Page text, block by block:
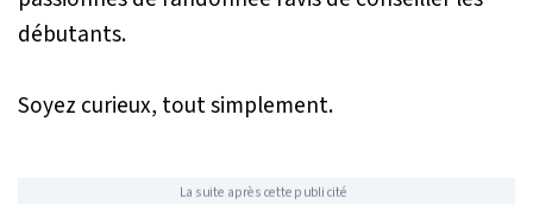
débutants.
Soyez curieux, tout simplement.
La suite après cette publicité